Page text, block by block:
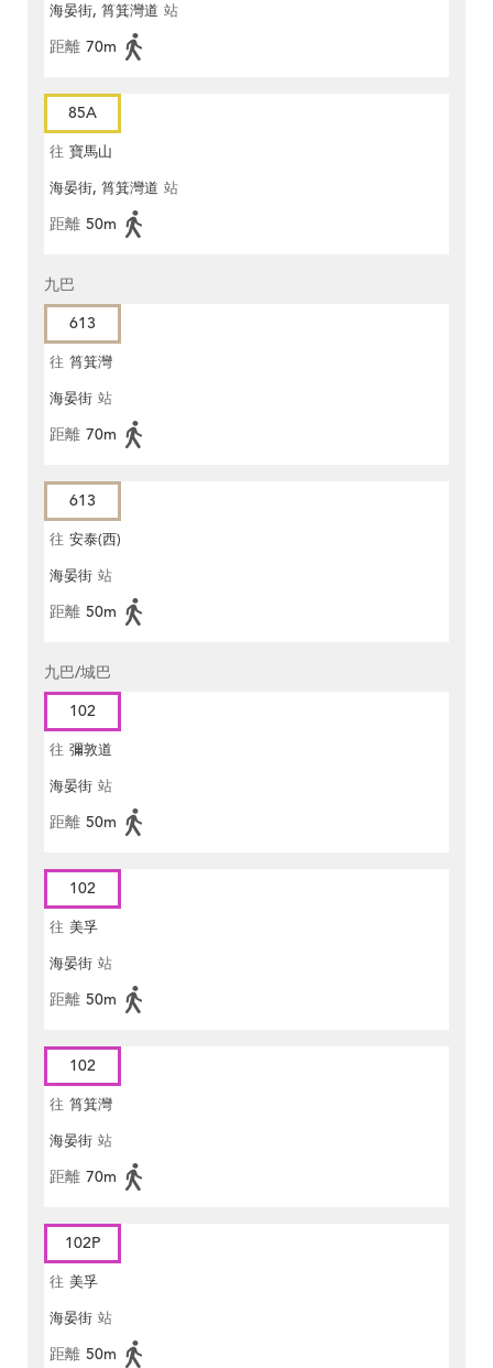
海晏街, 筲箕灣道 站
距離 70m
85A
往 寶馬山
海晏街, 筲箕灣道 站
距離 50m
九巴
613
往 筲箕灣
海晏街 站
距離 70m
613
往 安泰(西)
海晏街 站
距離 50m
九巴/城巴
102
往 彌敦道
海晏街 站
距離 50m
102
往 美孚
海晏街 站
距離 50m
102
往 筲箕灣
海晏街 站
距離 70m
102P
往 美孚
海晏街 站
距離 50m